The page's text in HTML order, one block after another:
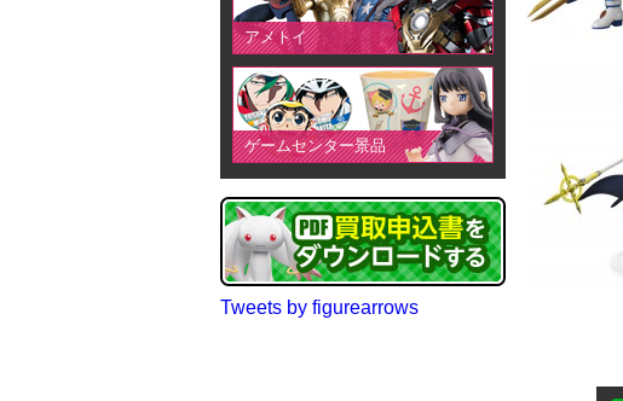
アメトイ
ゲームセンター景品
Tweets by figurearrows